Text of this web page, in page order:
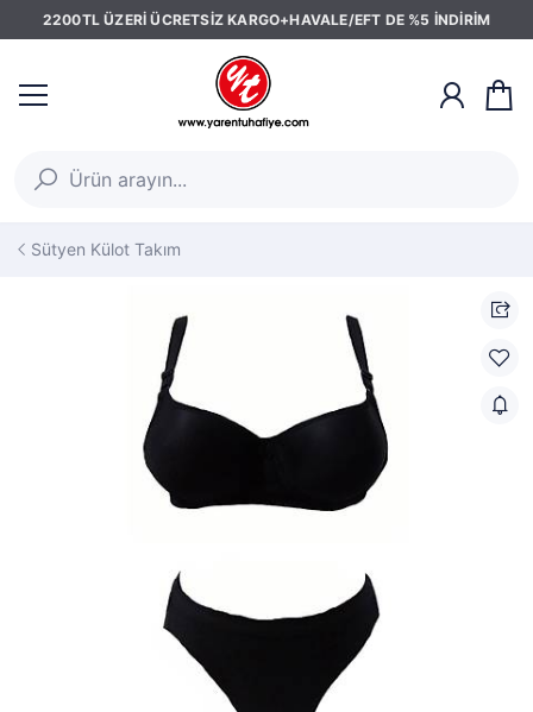
2200TL ÜZERİ ÜCRETSİZ KARGO+HAVALE/EFT DE %5 İNDİRİM
Sütyen Külot Takım